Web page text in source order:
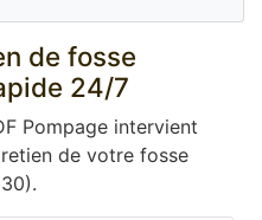
de fosse
24/7
Pompage intervient
de votre fosse